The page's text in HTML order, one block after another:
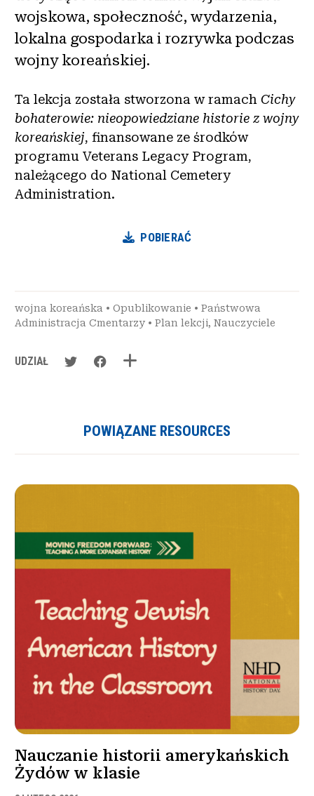
wojskowa, społeczność, wydarzenia,
lokalna gospodarka i rozrywka podczas
wojny koreańskiej.
Ta lekcja została stworzona w ramach Cichy
bohaterowie: nieopowiedziane historie z wojny
koreańskiej, finansowane ze środków
programu Veterans Legacy Program,
należącego do National Cemetery
Administration.
POBIERAĆ
wojna koreańska • Opublikowanie • Państwowa
Administracja Cmentarzy • Plan lekcji, Nauczyciele
UDZIAŁ
POWIĄZANE RESOURCES
Nauczanie historii amerykańskich
Żydów w klasie